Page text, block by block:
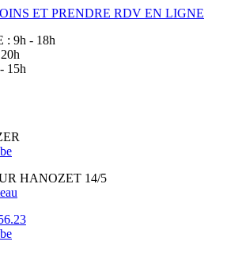
ET PRENDRE RDV EN LIGNE
: 9h - 18h
15h
HANOZET 14/5